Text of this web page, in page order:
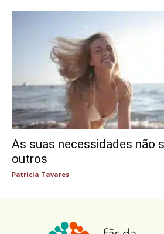
As suas necessidades não
outros
Patricia Tavares